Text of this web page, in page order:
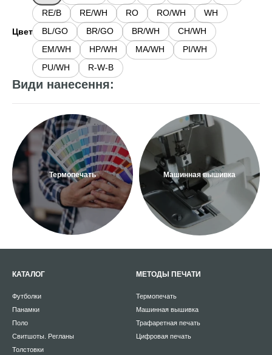
Цвет
RE/B
RE/WH RO RO/WH
WH
BL/GO
BR/GO BR/WH
CH/WH
EM/WH
HP/WH MA/WH
PI/WH
PU/WH
R-W-B
Види нанесення:
Термопечать Машинная вышивка
КАТАЛОГ
Футболки
Панамки
Поло
Свитшоты. Регланы
Толстовки
МЕТОДЫ ПЕЧАТИ
Термопечать
Машинная вышивка
Трафаретная печать
Цифровая печать